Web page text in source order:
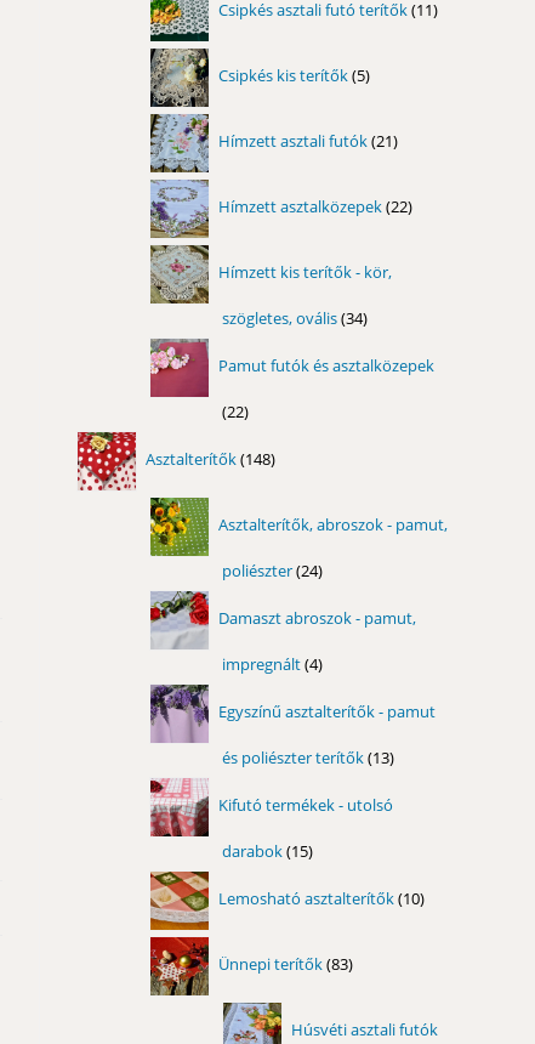
Csipkés asztali futó terítők 11
termék
Csipkés kis terítők 5
termék
Hímzett asztali futók 21
termék
Hímzett asztalközepek 22
termék
Hímzett kis terítők - kör,
szögletes, ovális 3434
Pamut futók és asztalközepek
2222
Asztalterítők 148
termék
Asztalterítők, abroszok - pamut,
poliészter 2424
Damaszt abroszok - pamut,
impregnált 44
Egyszínű asztalterítők - pamut
és poliészter terítők 1313
Kifutó termékek - utolsó
darabok 1515
Lemosható asztalterítők 10
termék
Ünnepi terítők 83
termék
Húsvéti asztali futók